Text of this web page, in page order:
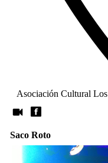
Asociación Cultural
Saco Roto